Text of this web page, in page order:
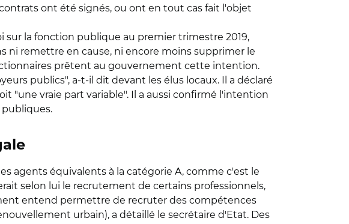
ont été signés, ou ont en tout cas fait l'objet
la fonction publique au premier trimestre 2019,
ni remettre en cause, ni encore moins supprimer le
prêtent au gouvernement cette intention.
publics", a-t-il dit devant les élus locaux. Il a déclaré
"une vraie part variable". Il a aussi confirmé l'intention
agents équivalents à la catégorie A, comme c'est le
selon lui le recrutement de certains professionnels,
entend permettre de recruter des compétences
urbain), a détaillé le secrétaire d'Etat. Des